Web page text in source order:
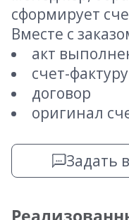
сформирует
Вместе с
акт
счет-фактуру
договор
оригинал
Задать